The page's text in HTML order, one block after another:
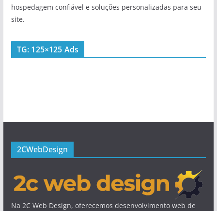
hospedagem confiável e soluções personalizadas para seu
site.
TG: 125×125 Ads
2CWebDesign
Na 2C Web Design, oferecemos desenvolvimento web de